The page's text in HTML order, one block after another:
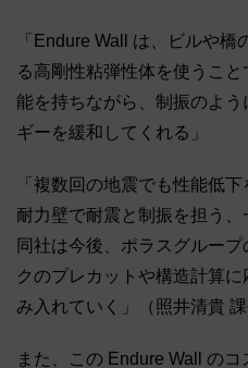
「Endure Wall は、ビルや
る高剛性粘弾性体を使うこ
能を持ちながら、制振のよ
ギーを緩和してくれる」
「複数回の地震でも性能低
耐力壁で耐震と制振を担う、
同社は今後、ポラスグルー
クのプレカットや構造計算
み入れていく」（照井清貴 課
また、この Endure Wall の